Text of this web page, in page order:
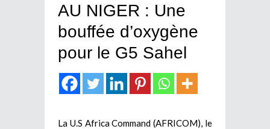
AU NIGER : Une
bouffée d’oxygène
pour le G5 Sahel
La U.S Africa Command (AFRICOM), le